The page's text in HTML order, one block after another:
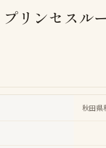
リンセスル
秋田県